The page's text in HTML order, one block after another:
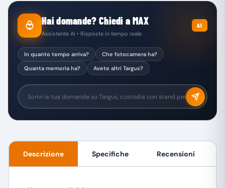
Hai domande? Chiedi a MAX
Assistente AI • Risposte in tempo reale
AI
In quanto tempo arriva?
Che fotocamera ha?
Quanta memoria ha?
Avete altri Targus?
Descrizione Specifiche Recensioni